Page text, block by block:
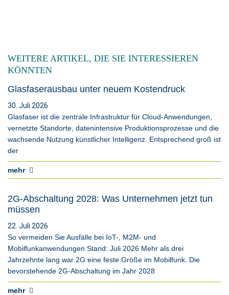
WEITERE ARTIKEL, DIE SIE INTERESSIEREN
KÖNNTEN
Glasfaserausbau unter neuem Kostendruck
30. Juli 2026
Glasfaser ist die zentrale Infrastruktur für Cloud-Anwendungen,
vernetzte Standorte, datenintensive Produktionsprozesse und die
wachsende Nutzung künstlicher Intelligenz. Entsprechend groß ist
der
mehr
2G-Abschaltung 2028: Was Unternehmen jetzt tun
müssen
22. Juli 2026
So vermeiden Sie Ausfälle bei IoT-, M2M- und
Mobilfunkanwendungen Stand: Juli 2026 Mehr als drei
Jahrzehnte lang war 2G eine feste Größe im Mobilfunk. Die
bevorstehende 2G-Abschaltung im Jahr 2028
mehr